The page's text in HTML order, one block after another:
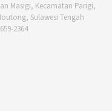
Masigi, Kecamatan Parigi,
Sulawesi Tengah
2364